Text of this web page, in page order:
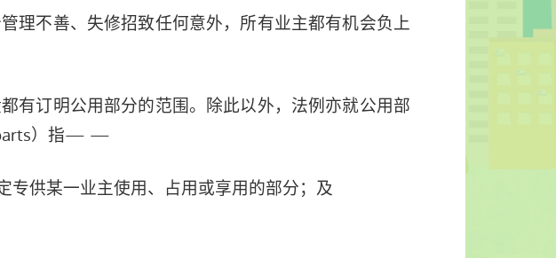
理不善、失修招致任何意外，所有业主都有机会负上
有订明公用部分的范围。除此以外，法例亦就公用部
parts）指— —
供某一业主使用、占用或享用的部分；及